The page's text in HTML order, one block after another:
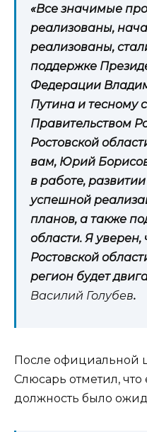
«Все значимые
реализованы,
реализованы,
поддержке
Федерации
Путина и тесному
Правительством
Ростовской
вам, Юрий
в работе,
успешной
планов, а также
области. Я уверен,
Ростовской
регион будет
Василий Голубев.
После
Слюсарь отметил, что
должность было